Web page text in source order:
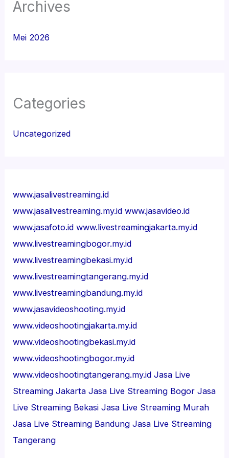
Archives
Mei 2026
Categories
Uncategorized
www.jasalivestreaming.id
www.jasalivestreaming.my.id www.jasavideo.id
www.jasafoto.id www.livestreamingjakarta.my.id
www.livestreamingbogor.my.id
www.livestreamingbekasi.my.id
www.livestreamingtangerang.my.id
www.livestreamingbandung.my.id
www.jasavideoshooting.my.id
www.videoshootingjakarta.my.id
www.videoshootingbekasi.my.id
www.videoshootingbogor.my.id
www.videoshootingtangerang.my.id Jasa Live
Streaming Jakarta Jasa Live Streaming Bogor Jasa
Live Streaming Bekasi Jasa Live Streaming Murah
Jasa Live Streaming Bandung Jasa Live Streaming
Tangerang